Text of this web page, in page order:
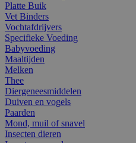
Platte Buik
Vet Binders
Vochtafdrijvers
Specifieke Voeding
Babyvoeding
Maaltijden
Melken
Thee
Diergeneesmiddelen
Duiven en vogels
Paarden
Mond, muil of snavel
Insecten dieren